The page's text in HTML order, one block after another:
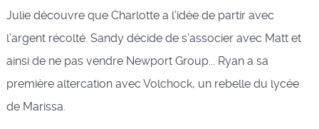
Julie découvre que Charlotte a l’idée de partir avec
l’argent récolté. Sandy décide de s’associer avec Matt et
ainsi de ne pas vendre Newport Group... Ryan a sa
première altercation avec Volchock, un rebelle du lycée
de Marissa.